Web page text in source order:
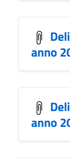
anno
anno